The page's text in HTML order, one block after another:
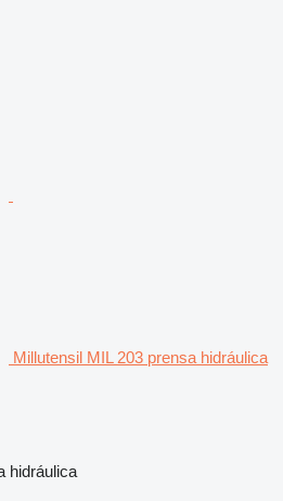
Millutensil MIL 203 prensa hidráulica
hidráulica